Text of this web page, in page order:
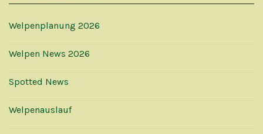
Welpenplanung 2026
Welpen News 2026
Spotted News
Welpenauslauf